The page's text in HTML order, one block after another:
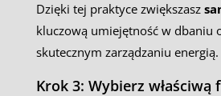
Dzięki tej praktyce zwiększasz
kluczową umiejętność w dbaniu
skutecznym zarządzaniu energią.
Krok 3: Wybierz właściwą